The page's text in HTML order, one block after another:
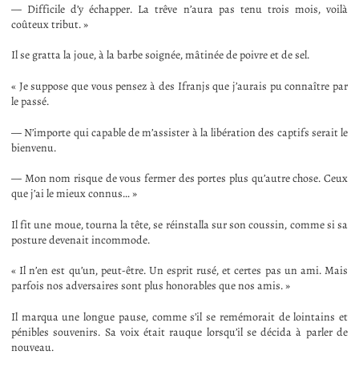
— Difficile d’y échapper. La trêve n’aura pas tenu trois mois, voilà
coûteux tribut. »
Il se gratta la joue, à la barbe soignée, mâtinée de poivre et de sel.
« Je suppose que vous pensez à des Ifranjs que j’aurais pu connaître par
le passé.
— N’importe qui capable de m’assister à la libération des captifs serait le
bienvenu.
— Mon nom risque de vous fermer des portes plus qu’autre chose. Ceux
que j’ai le mieux connus… »
Il fit une moue, tourna la tête, se réinstalla sur son coussin, comme si sa
posture devenait incommode.
« Il n’en est qu’un, peut-être. Un esprit rusé, et certes pas un ami. Mais
parfois nos adversaires sont plus honorables que nos amis. »
Il marqua une longue pause, comme s’il se remémorait de lointains et
pénibles souvenirs. Sa voix était rauque lorsqu’il se décida à parler de
nouveau.